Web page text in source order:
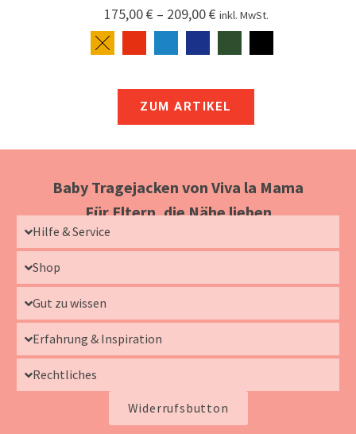
175,00€– 209,00€ inkl. MwSt.
ZUM ARTIKEL
Baby Tragejacken von Viva la Mama
Für Eltern, die Nähe lieben
Hilfe & Service
Shop
Gut zu wissen
Erfahrung & Inspiration
Rechtliches
Widerrufsbutton